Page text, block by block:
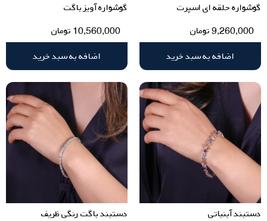
گوشواره حلقه ای اسپرت
9,260,000تومان
اضافه به سبد خرید
گوشواره آویز باگت
10,560,000 تومان
اضافه به سبد خرید
دستبند آبنباتی
دستبند باگت رنگی ظریف